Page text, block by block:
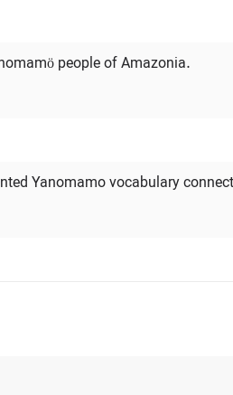
people of Amazonia.
Yanomamo vocabulary